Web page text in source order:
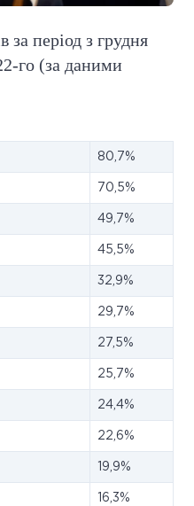
період з грудня
го (за даними
80,7%
70,5%
49,7%
45,5%
32,9%
29,7%
27,5%
25,7%
24,4%
22,6%
19,9%
16,3%